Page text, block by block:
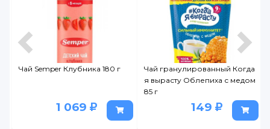
Чай Semper Клубника 180 г
1 069
Чай гранулированный Когда
я вырасту Облепиха с медом
85 г
149